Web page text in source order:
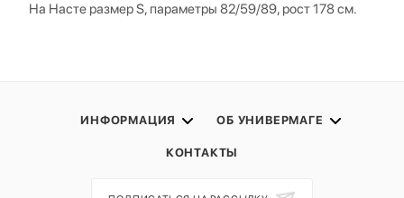
На Насте размер S, параметры 82/59/89, рост 178 см.
ИНФОРМАЦИЯ ОБ УНИВЕРМАГЕ
КОНТАКТЫ